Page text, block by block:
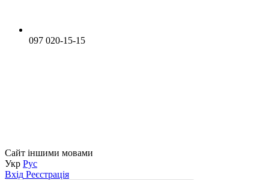
097 020-15-15
Сайт іншими мовами
Укр Рус
Вхід Реєстрація